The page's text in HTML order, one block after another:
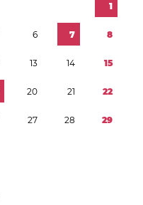
1
6 7 8
13 14 15
20 21 22
27 28 29